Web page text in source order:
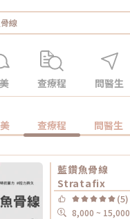
查療程 問醫生
查療程 問醫生
藍鑽魚骨線
Stratafix
(5)
8,000 ~ 15,000